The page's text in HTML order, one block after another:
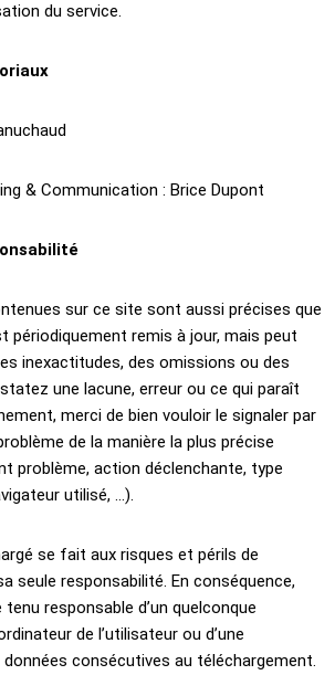
du service.
& Communication : Brice Dupont
sur ce site sont aussi précises que
périodiquement remis à jour, mais peut
inexactitudes, des omissions ou des
une lacune, erreur ou ce qui paraît
merci de bien vouloir le signaler par
de la manière la plus précise
problème, action déclenchante, type
utilisé, …).
se fait aux risques et périls de
seule responsabilité. En conséquence,
responsable d’un quelconque
de l’utilisateur ou d’une
consécutives au téléchargement.